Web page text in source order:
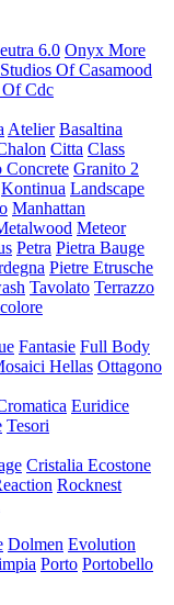
6.0 Onyx More
Studios Of Casamood
Cdc
Atelier Basaltina
Citta Class
Concrete Granito 2
Kontinua Landscape
Manhattan
Meteor
Petra Pietra Bauge
Pietre Etrusche
Tavolato Terrazzo
Fantasie Full Body
Hellas Ottagono
Euridice
Tesori
Cristalia Ecostone
Rocknest
Dolmen Evolution
Porto Portobello